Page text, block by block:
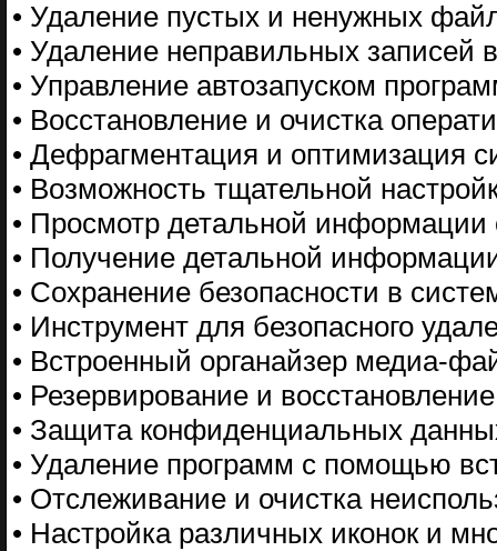
• Удаление пустых и ненужных
• Удаление неправильных записей
• Управление автозапуском
• Восстановление и очистка
• Дефрагментация и оптимизация
• Возможность тщательной
• Просмотр детальной
• Получение детальной
• Сохранение безопасности в
• Инструмент для безопасного
• Встроенный органайзер медиа-
• Резервирование и
• Защита конфиденциальных
• Удаление программ с помощью
• Отслеживание и очистка
• Настройка различных иконок и